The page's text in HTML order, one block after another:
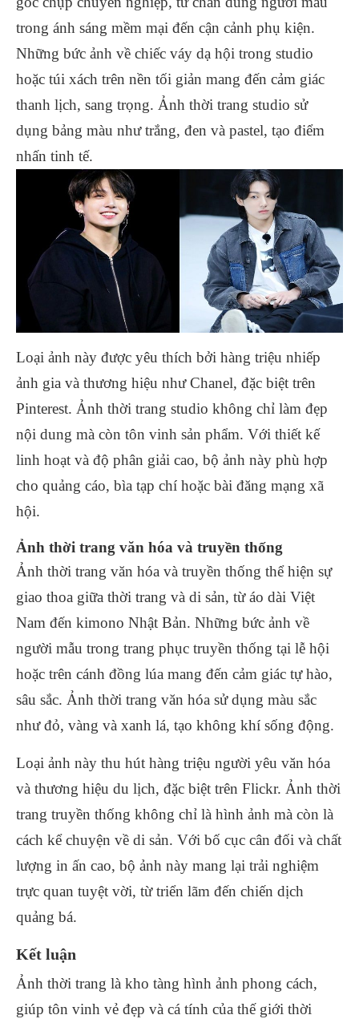
trong ánh sáng mềm mại đến cận cảnh phụ kiện.
Những bức ảnh về chiếc váy dạ hội trong studio
hoặc túi xách trên nền tối giản mang đến cảm giác
thanh lịch, sang trọng. Ảnh thời trang studio sử
dụng bảng màu như trắng, đen và pastel, tạo điểm
nhấn tinh tế.
Loại ảnh này được yêu thích bởi hàng triệu nhiếp
ảnh gia và thương hiệu như Chanel, đặc biệt trên
Pinterest. Ảnh thời trang studio không chỉ làm đẹp
nội dung mà còn tôn vinh sản phẩm. Với thiết kế
linh hoạt và độ phân giải cao, bộ ảnh này phù hợp
cho quảng cáo, bìa tạp chí hoặc bài đăng mạng xã
hội.
Ảnh thời trang văn hóa và truyền thống
Ảnh thời trang văn hóa và truyền thống thể hiện sự
giao thoa giữa thời trang và di sản, từ áo dài Việt
Nam đến kimono Nhật Bản. Những bức ảnh về
người mẫu trong trang phục truyền thống tại lễ hội
hoặc trên cánh đồng lúa mang đến cảm giác tự hào,
sâu sắc. Ảnh thời trang văn hóa sử dụng màu sắc
như đỏ, vàng và xanh lá, tạo không khí sống động.
Loại ảnh này thu hút hàng triệu người yêu văn hóa
và thương hiệu du lịch, đặc biệt trên Flickr. Ảnh thời
trang truyền thống không chỉ là hình ảnh mà còn là
cách kể chuyện về di sản. Với bố cục cân đối và chất
lượng in ấn cao, bộ ảnh này mang lại trải nghiệm
trực quan tuyệt vời, từ triển lãm đến chiến dịch
quảng bá.
Kết luận
Ảnh thời trang là kho tàng hình ảnh phong cách,
giúp tôn vinh vẻ đẹp và cá tính của thế giới thời